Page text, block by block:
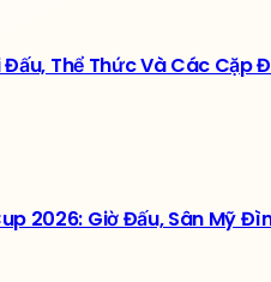
Đấu, Thể Thức Và Các Cặp
2026: Giờ Đấu, Sân Mỹ